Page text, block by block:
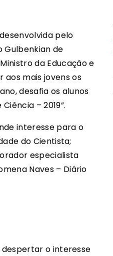
pelo
Gulbenkian de
da Educação e
aos mais jovens os
desafia os alunos
– 2019”.
interesse para o
do Cientista;
especialista
Naves – Diário
o interesse